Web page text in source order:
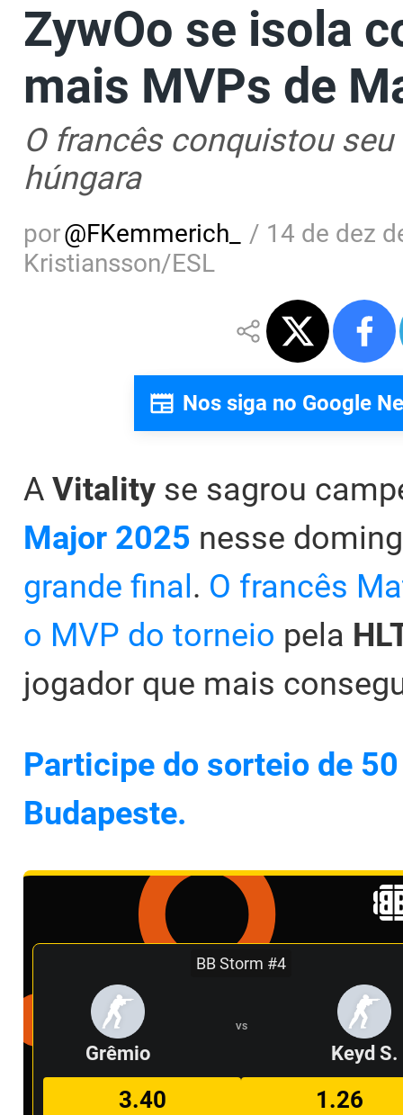
ZywOo se isola
mais MVPs de
O francês conquistou
húngara
por@FKemmerich_ / 14 de dez
Kristiansson/ESL
Nos siga no Google
A Vitality se sagrou
Major 2025 nesse
grande final . O francês
o MVP do torneio pela
jogador que mais
Participe do sorteio de
Budapeste.
BB Storm #4
Grêmio
VS
Keyd S.
3.40
1.26